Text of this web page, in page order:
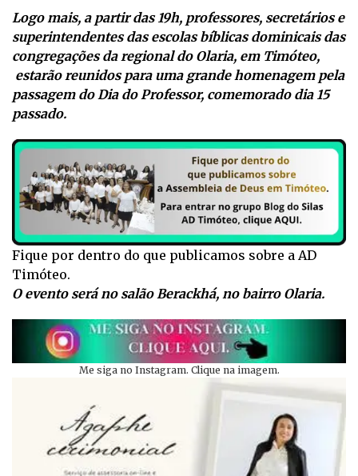
Logo mais, a partir das 19h, professores, secretários e
superintendentes das escolas bíblicas dominicais das
congregações da regional do Olaria, em Timóteo,
estarão reunidos para uma grande homenagem pela
passagem do Dia do Professor, comemorado dia 15
passado.
Fique por dentro do que publicamos sobre a AD
Timóteo.
O evento será no salão Berackhá, no bairro Olaria.
Me siga no Instagram. Clique na imagem.